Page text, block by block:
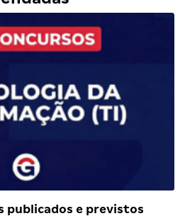
publicados e previstos